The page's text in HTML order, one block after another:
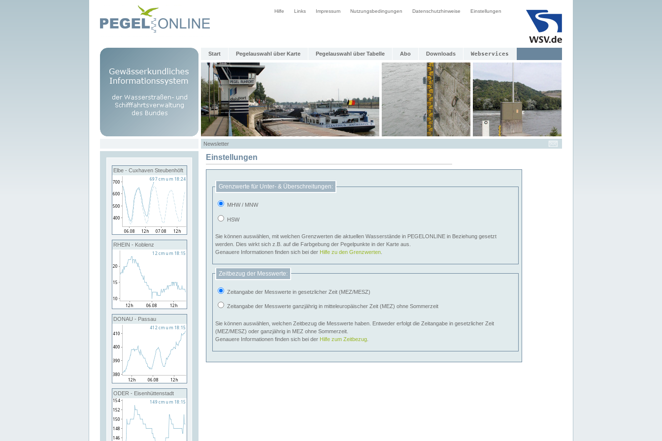
Hilfe Links Impressum Nutzungsbedingungen Datenschutzhinweise Einstellungen
Start Pegelauswahl über Karte Pegelauswahl über Tabelle Abo Downloads Webservices
Newsletter
Elbe - Cuxhaven Steubenhöft
RHEIN - Koblenz
DONAU - Passau
ODER - Eisenhüttenstadt
Einstellungen
Grenzwerte für Unter- & Überschreitungen:
MHW / MNW
HSW
Sie können auswählen, mit welchen Grenzwerten die aktuellen Wasserstände in PEGELONLINE in Beziehung gesetzt
werden. Dies wirkt sich z.B. auf die Farbgebung der Pegelpunkte in der Karte aus.
Genauere Informationen finden sich bei der Hilfe zu den Grenzwerten
Zeitbezug der Messwerte:
Zeitangabe der Messwerte in gesetzlicher Zeit (MEZ/MESZ)
Zeitangabe der Messwerte ganzjährig in mitteleuropäischer Zeit (MEZ) ohne Sommerzeit
Sie können auswählen, welchen Zeitbezug die Messwerte haben. Entweder erfolgt die Zeitangabe in gesetzlicher Zeit
(MEZ/MESZ) oder ganzjährig in MEZ ohne Sommerzeit.
Genauere Informationen finden sich bei der Hilfe zum Zeitbezug